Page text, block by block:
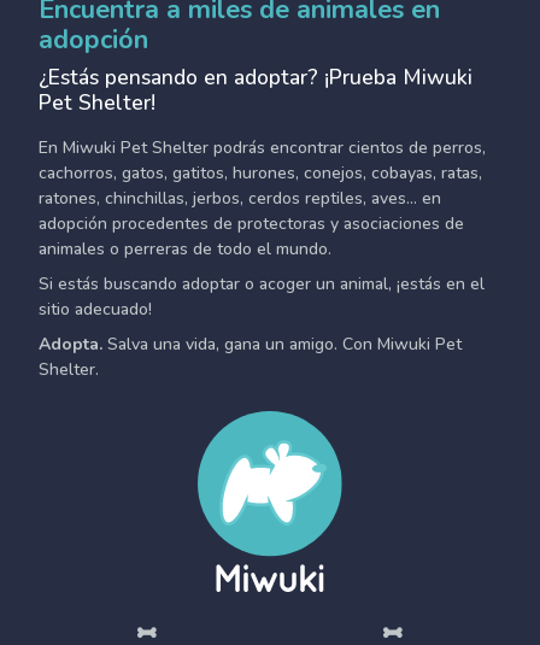
Encuentra a miles de animales en
adopción
¿Estás pensando en adoptar? ¡Prueba Miwuki
Pet Shelter!
En Miwuki Pet Shelter podrás encontrar cientos de perros,
cachorros, gatos, gatitos, hurones, conejos, cobayas, ratas,
ratones, chinchillas, jerbos, cerdos reptiles, aves... en
adopción procedentes de protectoras y asociaciones de
animales o perreras de todo el mundo.
Si estás buscando adoptar o acoger un animal, ¡estás en el
sitio adecuado!
Adopta. Salva una vida, gana un amigo. Con Miwuki Pet
Shelter.